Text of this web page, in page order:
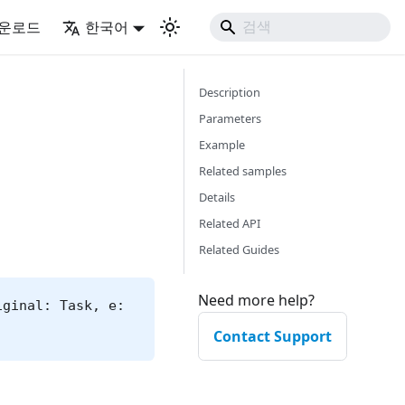
로드 한국어
Task, e:
Description
Parameters
Example
Related samples
Details
Related API
Related Guides
Need more help?
Contact Support